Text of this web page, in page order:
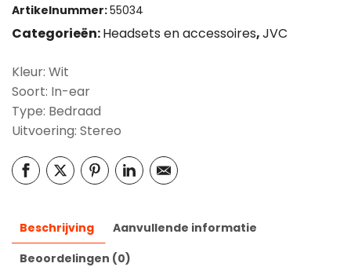
Artikelnummer:55034
Categorieën:Headsets en accessoires,JVC
Kleur: Wit
Soort: In-ear
Type: Bedraad
Uitvoering: Stereo
Beschrijving
Aanvullende informatie
Beoordelingen (0)